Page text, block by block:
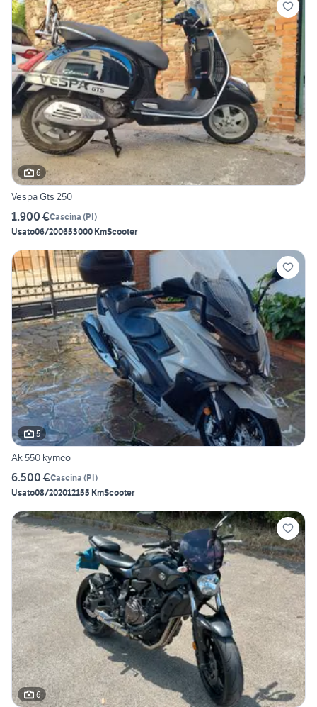
6
Vespa Gts 250
1.900 €Cascina (PI)
Usato06/200653000 KmScooter
5
Ak 550 kymco
6.500 €Cascina (PI)
Usato08/202012155 KmScooter
6